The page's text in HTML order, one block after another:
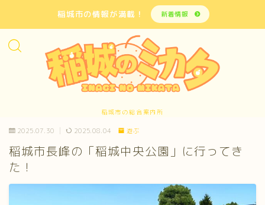
稲城市の情報が満載！ 新着情報
稲城市の総合案内所
2025.07.30 2025.08.04 遊ぶ
稲城市長峰の「稲城中央公園」に行ってき
た！